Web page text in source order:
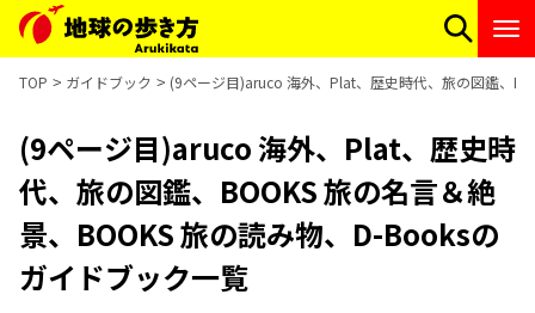
TOP ガイドブック (9ページ目)aruco 海外、Plat、歴史時代、旅の図鑑、
(9ページ目)aruco 海外、Plat、歴史時
代、旅の図鑑、BOOKS 旅の名言＆絶
景、BOOKS 旅の読み物、D-Booksの
ガイドブック一覧